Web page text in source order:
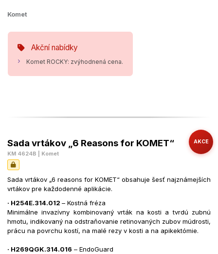
Komet
Akční nabídky
Komet ROCKY: zvýhodnená cena.
Sada vrtákov „6 Reasons for KOMET“ AKCE
KM 4624B | Komet
Sada vrtákov „6 reasons for KOMET“ obsahuje šesť najznámejších
vrtákov pre každodenné aplikácie.
· H254E.314.012 – Kostná fréza
Minimálne invazívny kombinovaný vrták na kosti a tvrdú zubnú
hmotu, indikovaný na odstraňovanie retinovaných zubov múdrosti,
prácu na povrchu kostí, na malé rezy v kosti a na apikektómie.
· H269QGK.314.016 – EndoGuard